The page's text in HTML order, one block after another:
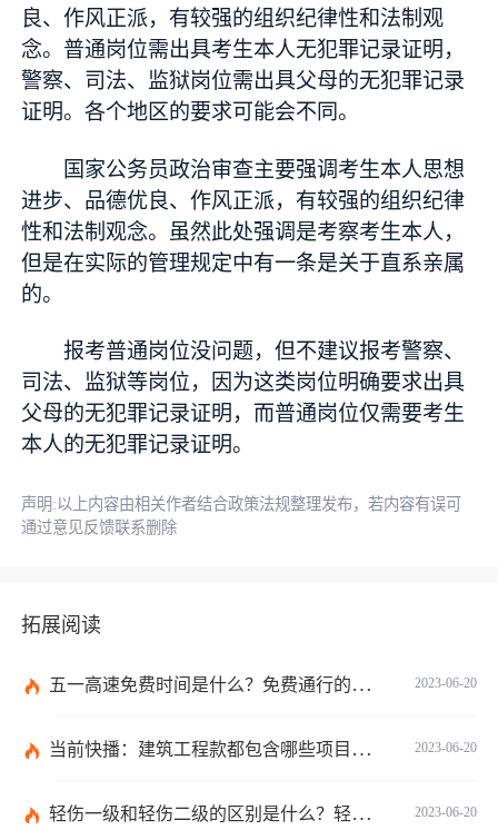
良、作风正派，有较强的组织纪律性和法制观
念。普通岗位需出具考生本人无犯罪记录证明，
警察、司法、监狱岗位需出具父母的无犯罪记录
证明。各个地区的要求可能会不同。
国家公务员政治审查主要强调考生本人思想
进步、品德优良、作风正派，有较强的组织纪律
性和法制观念。虽然此处强调是考察考生本人，
但是在实际的管理规定中有一条是关于直系亲属
的。
报考普通岗位没问题，但不建议报考警察、
司法、监狱等岗位，因为这类岗位明确要求出具
父母的无犯罪记录证明，而普通岗位仅需要考生
本人的无犯罪记录证明。
声明:以上内容由相关作者结合政策法规整理发布，若内容有误可
通过意见反馈联系删除
拓展阅读
2023-06-20
五一高速免费时间是什么？免费通行的时间范围是什么？|当前速递
2023-06-20
当前快播：建筑工程款都包含哪些项目？建筑施工纠纷管辖法院如何确定？
2023-06-20
轻伤一级和轻伤二级的区别是什么？轻伤一级的内容都包括哪些？